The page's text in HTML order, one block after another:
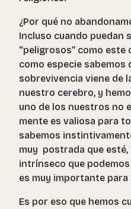
¿Por qué no
Incluso cuando puedan
“peligrosos” como
como especie sabemos
sobrevivencia viene de
nuestro cerebro, y
uno de los nuestros no
mente es valiosa para
sabemos
muy postrada que esté,
intrínseco que podemos
es muy importante
Es por eso que hemos